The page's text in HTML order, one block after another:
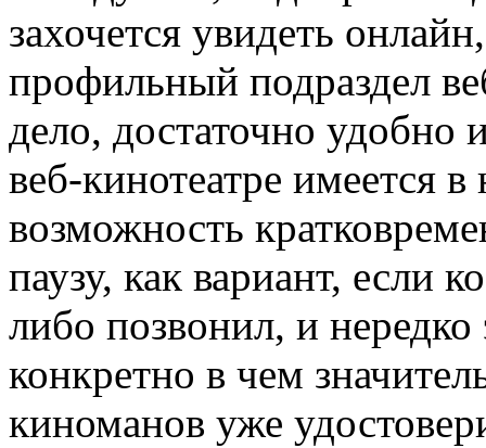
захочется увидеть
профильный подраздел
дело, достаточно удобно
веб-кинотеатре имеется
возможность
паузу, как вариант, если
либо позвонил, и
конкретно в чем
киноманов уже